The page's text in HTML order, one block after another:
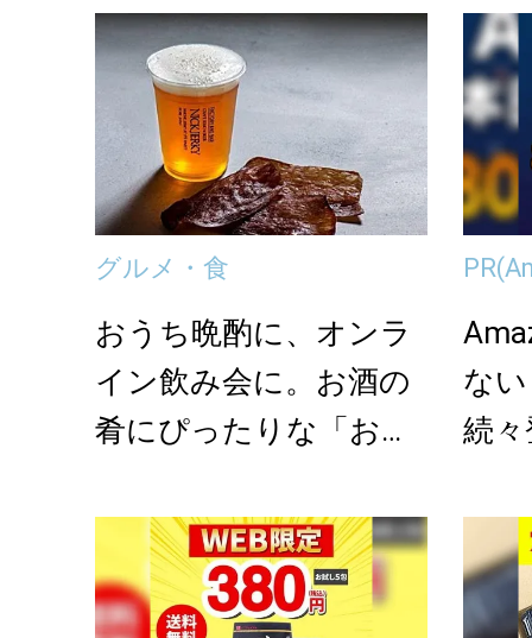
グルメ・食
おうち晩酌に、オンラ
イン飲み会に。お酒の
肴にぴったりな「お取
PR
な
続